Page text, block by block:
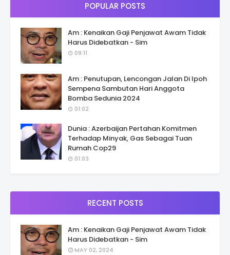
POPULAR POSTS
Am : Kenaikan Gaji Penjawat Awam Tidak
Harus Didebatkan - Sim
09:11
Am : Penutupan, Lencongan Jalan Di Ipoh
Sempena Sambutan Hari Anggota
Bomba Sedunia 2024
01:02
Dunia : Azerbaijan Pertahan Komitmen
Terhadap Minyak, Gas Sebagai Tuan
Rumah Cop29
01:03
RECENT POSTS
Am : Kenaikan Gaji Penjawat Awam Tidak
Harus Didebatkan - Sim
MAY 02, 2024